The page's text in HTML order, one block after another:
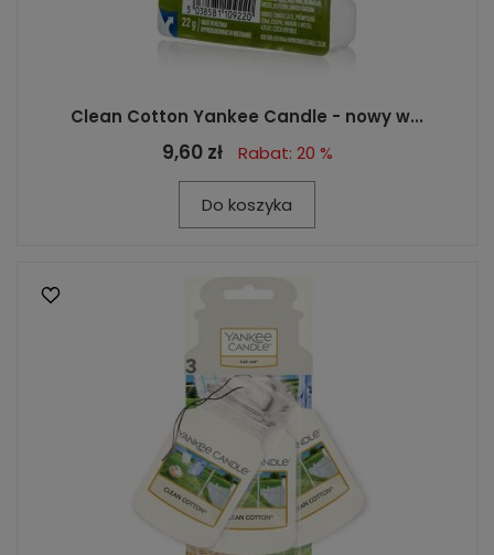
Clean Cotton Yankee Candle - nowy w...
9,60 zł Rabat: 20 %
Do koszyka